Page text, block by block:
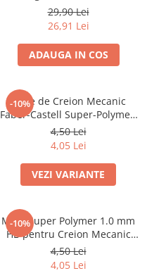
Ascuțitoare Eco Faber-Castell
29,90 Lei
26,91 Lei
ADAUGA IN COS
-10%
Mine de Creion Mecanic
Faber-Castell Super-Polymer,
0,5 mm, HB/B, 12 Bucăți
4,50 Lei
4,05 Lei
VEZI VARIANTE
-10%
Mine Super Polymer 1.0 mm
HB pentru Creion Mecanic
Faber-Castell
4,50 Lei
4,05 Lei